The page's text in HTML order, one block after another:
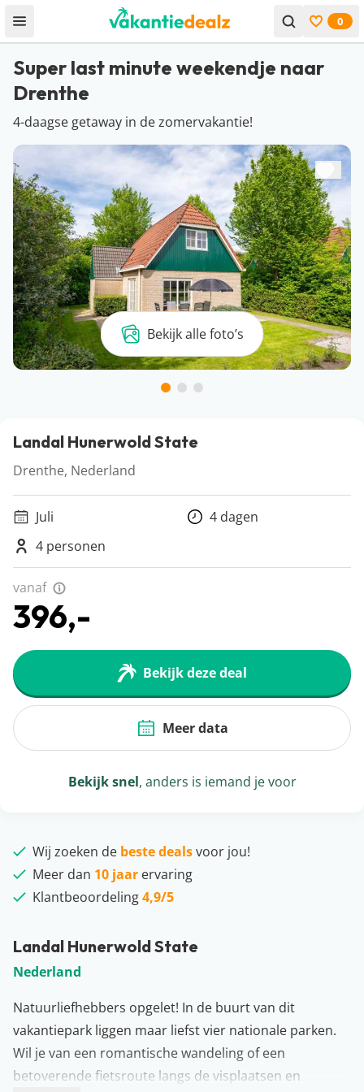
Open menu Bekijk
0
Super last minute weekendje naar
Drenthe
4-daagse getaway in de zomervakantie!
Bekijk alle foto’s
Landal Hunerwold State
Nederland
Natuurliefhebbers opgelet! In de buurt van dit
vakantiepark liggen maar liefst vier nationale parken.
Wil je van een romantische wandeling of een
betoverende fietsroute langs de visplaatsen en
Landal Hunerwold State
Drenthe, Nederland
Juli
4 dagen
4 personen
vanaf
396,-
Bekijk deze deal
Meer data
Bekijk snel, anders is iemand je voor
Wij zoeken de beste dealsvoor jou!
Meer dan 10 jaar ervaring
Klantbeoordeling4,9/5